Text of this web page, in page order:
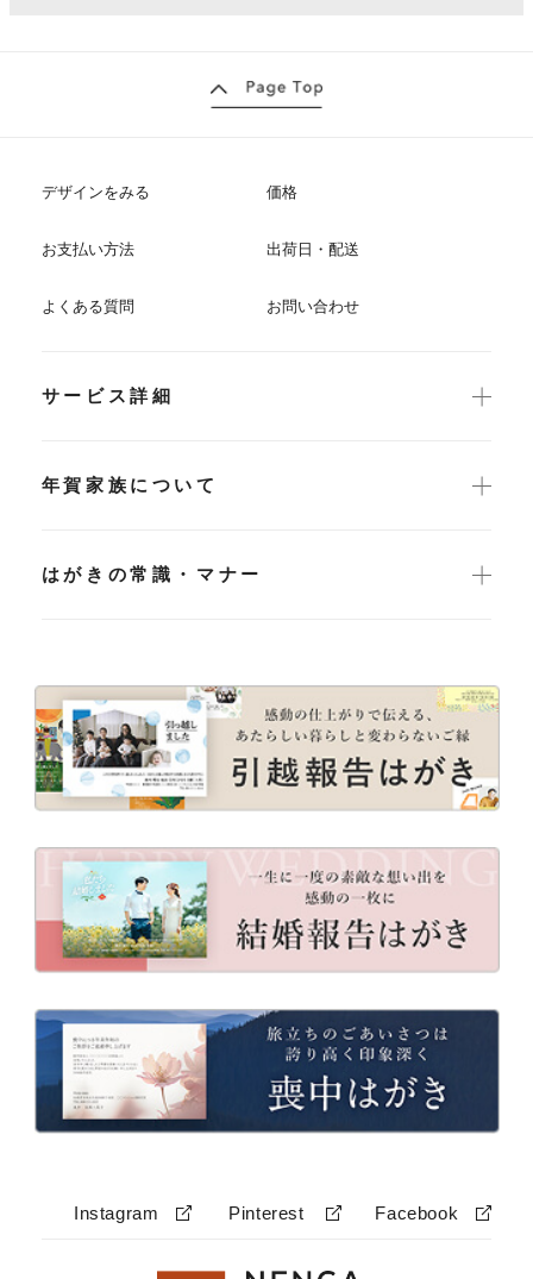
デザインをみる 価格
お支払い方法 出荷日・配送
よくある質問 お問い合わせ
サービス詳細
年賀家族について
はがきの常識・マナー
Instagram Pinterest Facebook